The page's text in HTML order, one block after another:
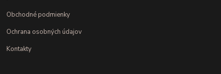
Obchodné podmienky
Ochrana osobných údajov
Kontakty